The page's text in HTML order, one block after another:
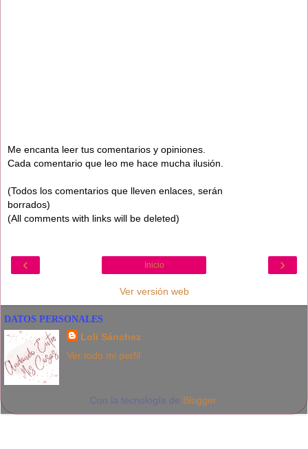
Me encanta leer tus comentarios y opiniones.
Cada comentario que leo me hace mucha ilusión.
(Todos los comentarios que lleven enlaces, serán
borrados)
(All comments with links will be deleted)
‹ ›
Inicio
Ver versión web
DATOS PERSONALES
Loli Sánchez
Ver todo mi perfil
Con la tecnología de Blogger.